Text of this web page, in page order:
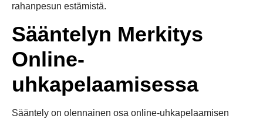
rahanpesun estämistä.
Sääntelyn Merkitys
Online-
uhkapelaamisessa
Sääntely on olennainen osa online-uhkapelaamisen